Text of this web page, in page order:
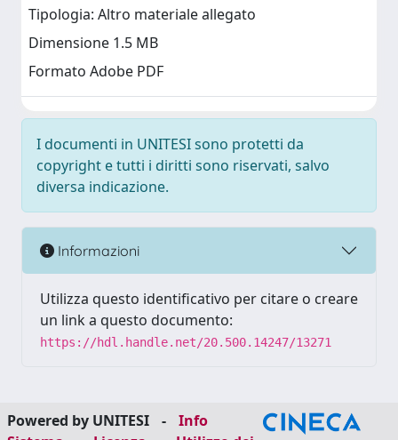
Tipologia: Altro materiale allegato
Dimensione 1.5 MB
Formato Adobe PDF
I documenti in UNITESI sono protetti da
copyright e tutti i diritti sono riservati, salvo
diversa indicazione.
Informazioni
Utilizza questo identificativo per citare o creare
un link a questo documento:
https://hdl.handle.net/20.500.14247/13271
Powered by UNITESI -
Info